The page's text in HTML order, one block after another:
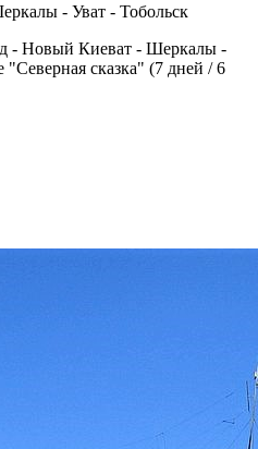
- Уват - Тобольск
- Новый Киеват - Шеркалы -
"Северная сказка" (7 дней / 6